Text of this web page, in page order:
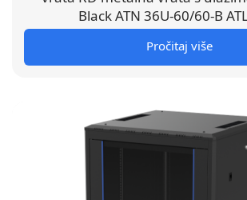
Black ATN 36U-60/60-B
Pročitaj više